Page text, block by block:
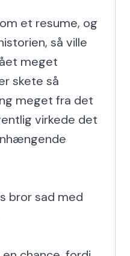
et resume, og
så ville
meget
skete så
meget fra det
virkede det
bror sad med